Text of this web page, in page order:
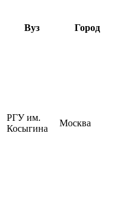
Вуз Город
РГУ им.
Косыгина
Москва